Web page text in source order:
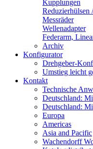
Kupplungen
Reduzierhülsen
Messräder
Wellenadapter
Federarm,
Archiv
Konfigurator
Drehgeber-
Umstieg leicht
Kontakt
Technische
Deutschland:
Deutschland:
Europa
Americas
Asia and Pacific
Wachendorff